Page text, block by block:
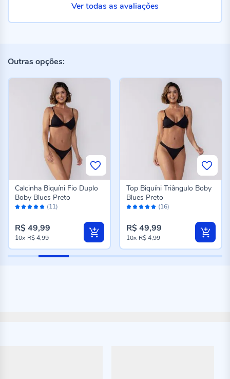
Ver todas as avaliações
Outras opções:
Avaliação: (11)
Calcinha Biquíni Fio Duplo
Boby Blues Preto
R$ 49,99
10x R$ 4,99
Avaliação: (16)
Top Biquíni Triângulo Boby
Blues Preto
R$ 49,99
10x R$ 4,99